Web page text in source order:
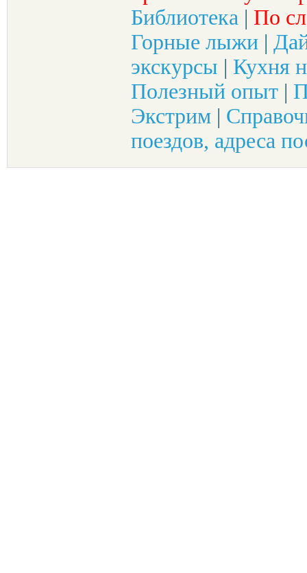
Библиотека | По
Горные лыжи |
экскурсы | Кухня
Полезный опыт |
Экстрим |
поездов, адреса